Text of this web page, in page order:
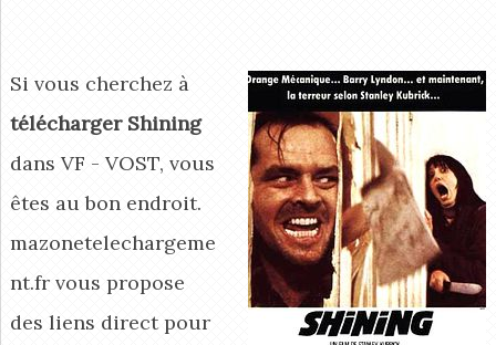
Si vous cherchez à
télécharger Shining
dans VF - VOST, vous
êtes au bon endroit.
mazonetelechargeme
nt.fr vous propose
des liens direct pour